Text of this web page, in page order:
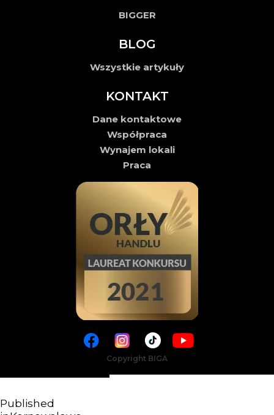
BIGGER
BLOG
Wszystkie artykuły
KONTAKT
Dane kontaktowe
Współpraca
Wynajem lokali
Praca
Copyright BIGA
Published